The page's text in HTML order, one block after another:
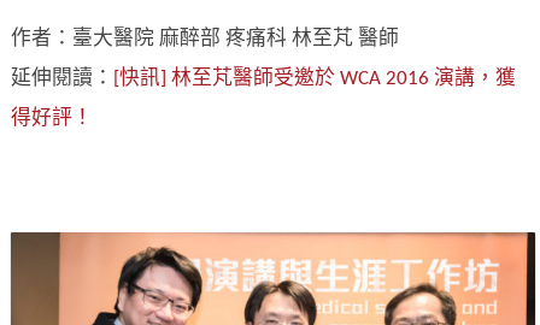
作者：臺大醫院 麻醉部 疼痛科 林至芃 醫師
延伸閱讀： [快訊] 林至芃醫師受邀於 WCA 2016 演講，獲
得好評！